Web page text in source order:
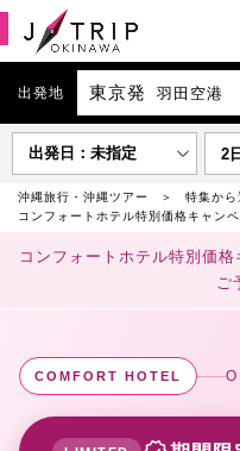
出発地 東京発 羽田空港
出発日：未指定 2
沖縄旅行・沖縄ツアー
特集から
コンフォートホテル特別価格キャン
コンフォートホテル特別価格
ご
COMFORT HOTEL